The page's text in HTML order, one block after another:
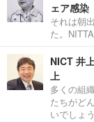
ェア感染
それは朝
た。
NICT 井
上
多くの組
たちがど
いでしょ